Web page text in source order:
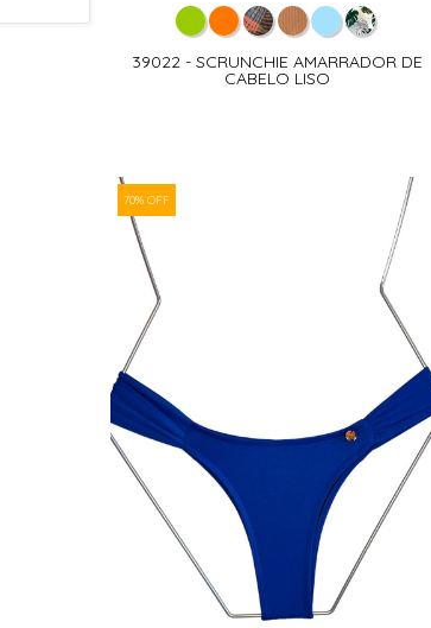
39022 - SCRUNCHIE AMARRADOR DE
CABELO LISO
70% OFF